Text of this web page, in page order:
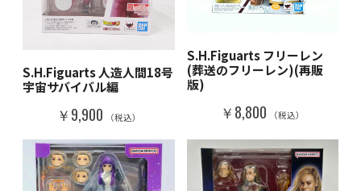
S.H.Figuarts 人造人間18号
宇宙サバイバル編
￥9,900 （税込）
S.H.Figuarts フリーレン
(葬送のフリーレン)(再販
版)
￥8,800 （税込）